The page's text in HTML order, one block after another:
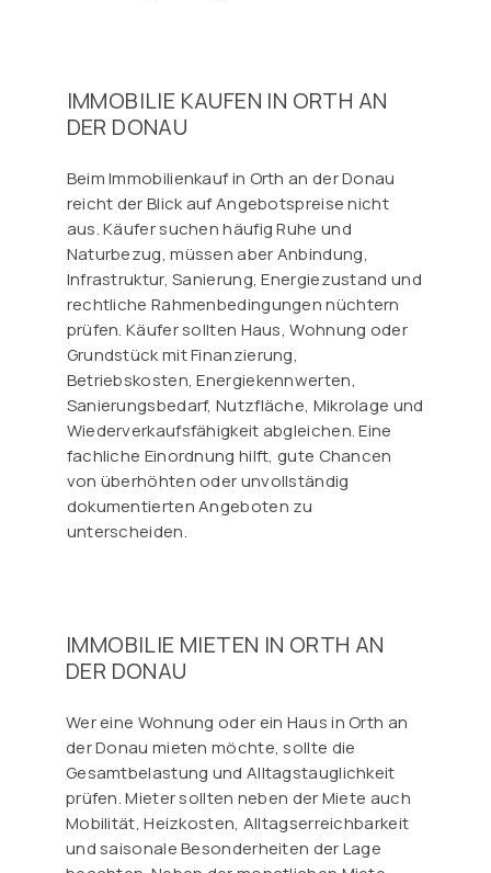
IMMOBILIE KAUFEN IN ORTH AN
DER DONAU
Beim Immobilienkauf in Orth an der Donau
reicht der Blick auf Angebotspreise nicht
aus. Käufer suchen häufig Ruhe und
Naturbezug, müssen aber Anbindung,
Infrastruktur, Sanierung, Energiezustand und
rechtliche Rahmenbedingungen nüchtern
prüfen. Käufer sollten Haus, Wohnung oder
Grundstück mit Finanzierung,
Betriebskosten, Energiekennwerten,
Sanierungsbedarf, Nutzfläche, Mikrolage und
Wiederverkaufsfähigkeit abgleichen. Eine
fachliche Einordnung hilft, gute Chancen
von überhöhten oder unvollständig
dokumentierten Angeboten zu
unterscheiden.
IMMOBILIE MIETEN IN ORTH AN
DER DONAU
Wer eine Wohnung oder ein Haus in Orth an
der Donau mieten möchte, sollte die
Gesamtbelastung und Alltagstauglichkeit
prüfen. Mieter sollten neben der Miete auch
Mobilität, Heizkosten, Alltagserreichbarkeit
und saisonale Besonderheiten der Lage